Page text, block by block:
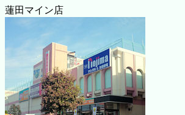
蓮田マイン店